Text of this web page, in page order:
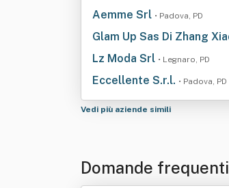
Aemme Srl • Padova, PD
Glam Up Sas Di Zhang
Lz Moda Srl • Legnaro, PD
Eccellente S.r.l. • Padova, PD
Vedi più aziende simili
Domande